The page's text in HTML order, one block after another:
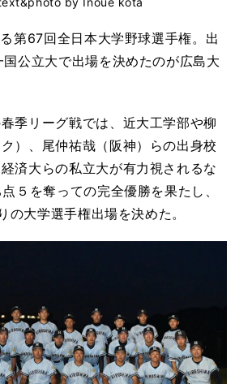
第67回全日本大学野球選手権。出
公立大で出場を決めたのが広島大
季リーグ戦では、 近大工学部や柳
）、尾仲祐哉（阪神）らの出身校
済大らの私立大が有力視されるな
５を奪っての完全優勝を果たし、
の大学選手権出場を決めた。